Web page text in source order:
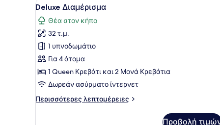
όλων
των
φωτογραφιών
για
Deluxe
Διαμέρισμα
7
Deluxe Διαμέρισμα
Θέα στον κήπο
32 τ.μ.
1 υπνοδωμάτιο
Για 4 άτομα
1 Queen Κρεβάτι και 2 Μονά Κρεβάτια
Δωρεάν ασύρματο ίντερνετ
Περισσότερες λεπτομέρειες
Περισσότερες
Προβολή